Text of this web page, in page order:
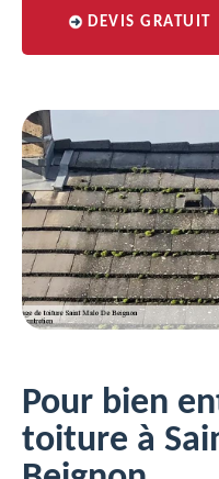
DEVIS GRATUIT
Pour bien
toiture à